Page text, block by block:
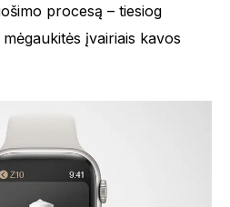
procesą – tiesiog
įvairiais kavos